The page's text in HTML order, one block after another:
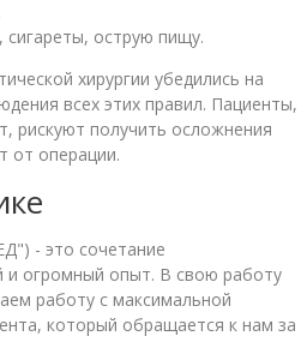
сигареты, острую пищу.
хирургии убедились на
всех этих правил. Пациенты,
рискуют получить осложнения
от операции.
- это сочетание
и огромный опыт. В свою работу
работу с максимальной
который обращается к нам за